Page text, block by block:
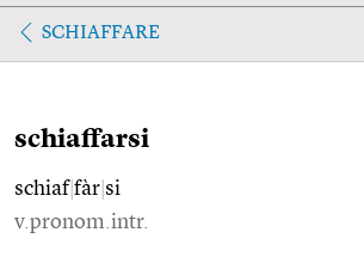
SCHIAFFARE
schiaffarsi
schiaf|fàr si
v.pronom.intr.